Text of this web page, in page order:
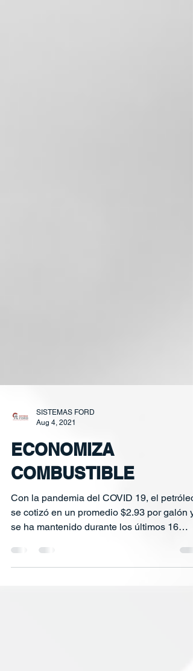
SISTEMAS FORD
Aug 4, 2021
ECONOMIZA
COMBUSTIBLE
Con la pandemia del COVID 19, el petróleo
se cotizó en un promedio $2.93 por galón y